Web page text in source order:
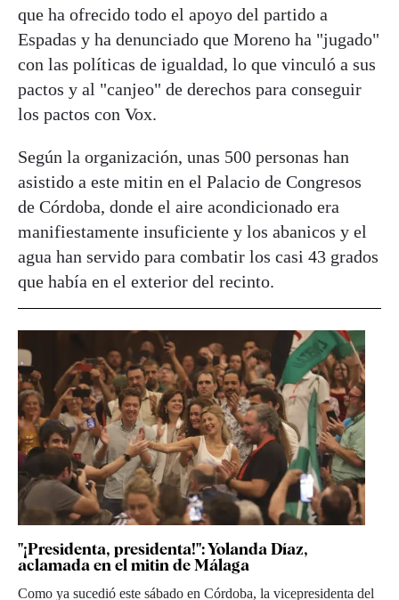
que ha ofrecido todo el apoyo del partido a
Espadas y ha denunciado que Moreno ha "jugado"
con las políticas de igualdad, lo que vinculó a sus
pactos y al "canjeo" de derechos para conseguir
los pactos con Vox.
Según la organización, unas 500 personas han
asistido a este mitin en el Palacio de Congresos
de Córdoba, donde el aire acondicionado era
manifiestamente insuficiente y los abanicos y el
agua han servido para combatir los casi 43 grados
que había en el exterior del recinto.
"¡Presidenta, presidenta!": Yolanda Díaz,
aclamada en el mitin de Málaga
Como ya sucedió este sábado en Córdoba, la vicepresidenta del